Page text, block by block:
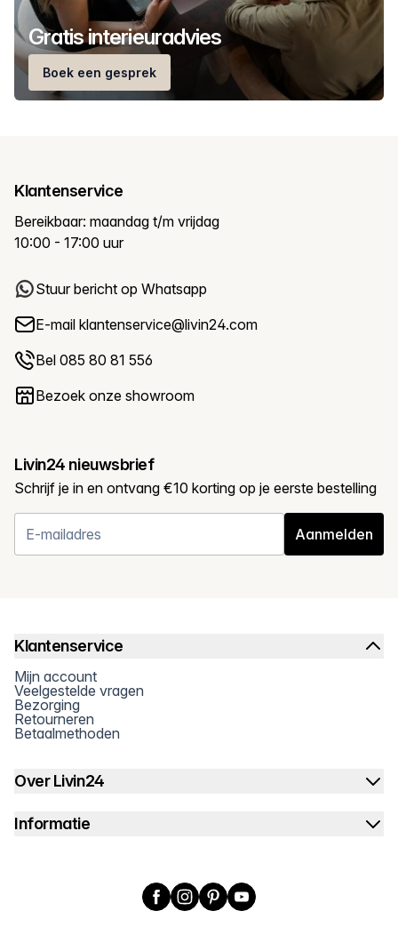
Gratis interieuradvies
Boek een gesprek
Klantenservice
Bereikbaar: maandag t/m vrijdag
10:00 - 17:00 uur
Stuur bericht op Whatsapp
E-mail klantenservice@livin24.com
Bel 085 80 81 556
Bezoek onze showroom
Livin24 nieuwsbrief
Schrijf je in en ontvang €10 korting op je eerste bestelling
Aanmelden
Klantenservice
Mijn account
Veelgestelde vragen
Bezorging
Retourneren
Betaalmethoden
Over Livin24
Informatie
Facebook
Instagram
PinterestYouTube